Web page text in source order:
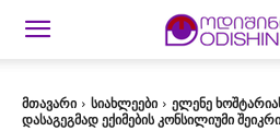
მთავარი სიახლეები
ელენე
დასაგეგმად ექიმების კონსილიუმი